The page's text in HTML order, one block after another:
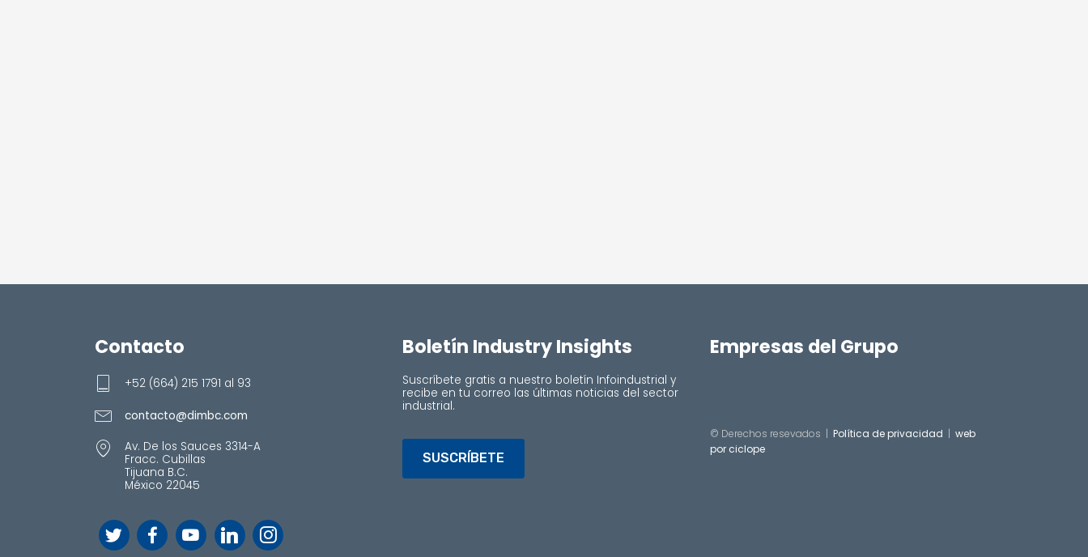
Contacto
+52 (664) 215 1791 al 93
contacto@dimbc.com
Av. De los Sauces 3314-A
Fracc. Cubillas
Tijuana B.C.
México 22045
Boletín Industry Insights
Suscríbete gratis a nuestro boletín Infoindustrial y
recibe en tu correo las últimas noticias del sector
industrial.
SUSCRÍBETE
Empresas del Grupo
© Derechos resevados | Política de privacidad | web
por ciclope